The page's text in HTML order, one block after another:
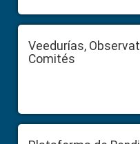
Veedurías,
Comités